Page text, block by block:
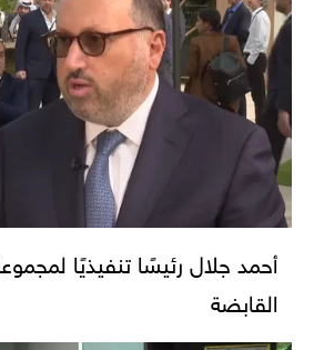
أحمد جلال رئيسًا تنفيذيًا
القابضة